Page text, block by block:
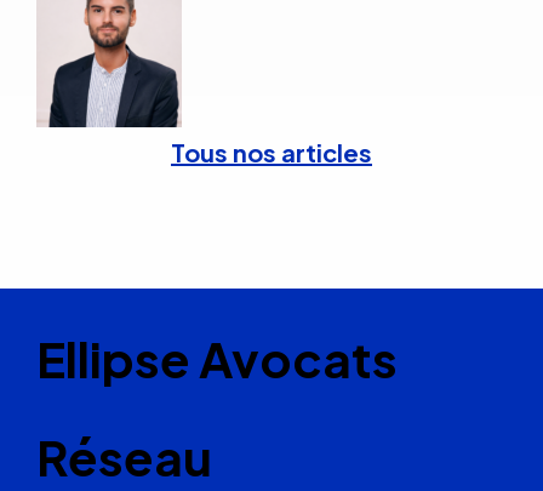
Tous nos articles
Ellipse Avocats
Réseau